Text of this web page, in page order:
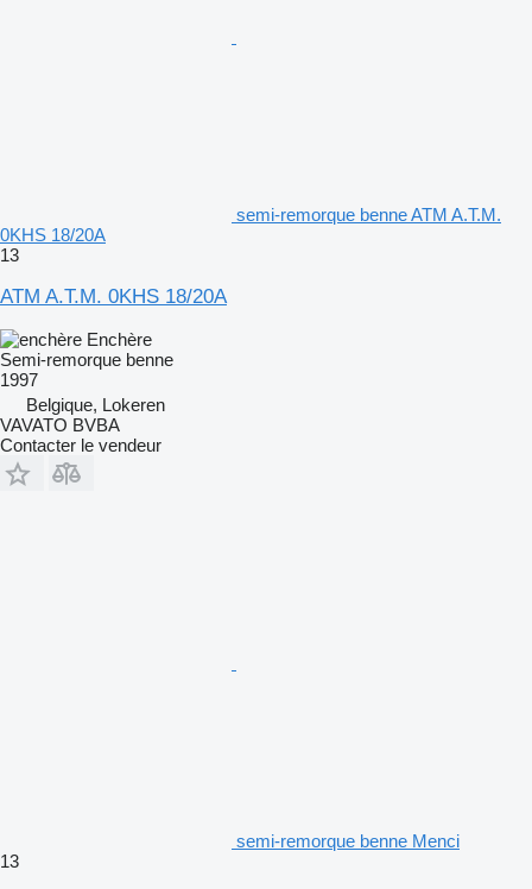
semi-remorque benne ATM A.T.M.
0KHS 18/20A
13
ATM A.T.M. 0KHS 18/20A
Enchère
Semi-remorque benne
1997
Belgique, Lokeren
VAVATO BVBA
Contacter le vendeur
semi-remorque benne Menci
13